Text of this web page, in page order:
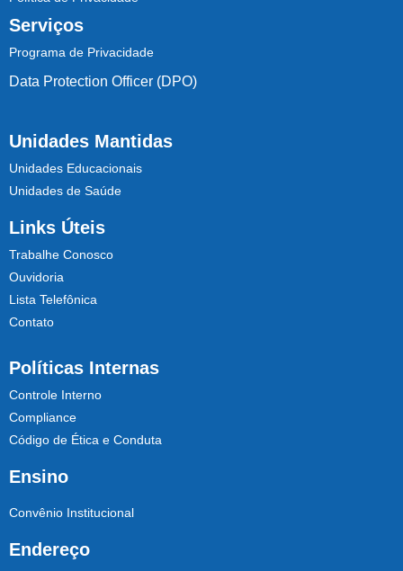
Serviços
Programa de Privacidade
Data Protection Officer (DPO)
Unidades Mantidas
Unidades Educacionais
Unidades de Saúde
Links Úteis
Trabalhe Conosco
Ouvidoria
Lista Telefônica
Contato
Políticas Internas
Controle Interno
Compliance
Código de Ética e Conduta
Ensino
Convênio Institucional
Endereço